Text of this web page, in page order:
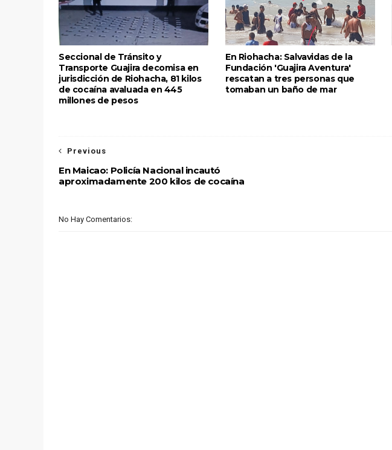
Seccional de Tránsito y
Transporte Guajira decomisa en
jurisdicción de Riohacha, 81 kilos
de cocaína avaluada en 445
millones de pesos
En Riohacha: Salvavidas de la
Fundación 'Guajira Aventura'
rescatan a tres personas que
tomaban un baño de mar
Previous
En Maicao: Policía Nacional incautó
aproximadamente 200 kilos de cocaína
No Hay Comentarios: